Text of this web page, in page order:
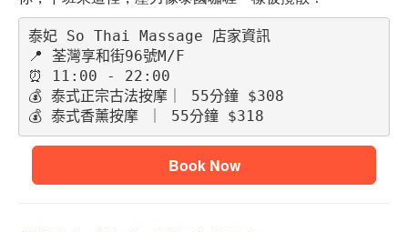
泰妃 So Thai Massage 店家資訊
📍 荃灣享和街96號M/F
⏰ 11:00 - 22:00
💰 泰式正宗古法按摩｜ 55分鐘 $308
💰 泰式香薰按摩 ｜ 55分鐘 $318
Book Now